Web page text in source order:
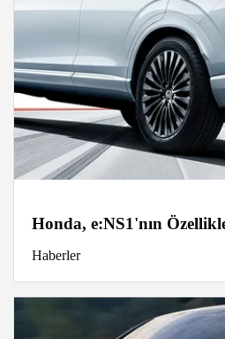
Honda, e:NS1'nın
Haberler